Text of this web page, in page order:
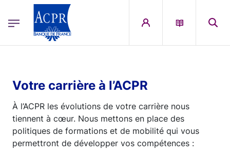
ACPR Menu Principal (French)
Votre carrière à l’ACPR
À l’ACPR les évolutions de votre carrière nous
tiennent à cœur. Nous mettons en place des
politiques de formations et de mobilité qui vous
permettront de développer vos compétences :